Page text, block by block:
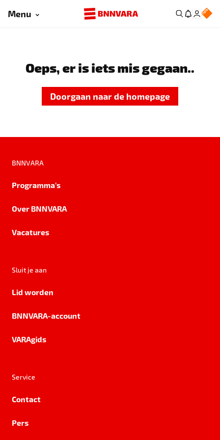
Menu
Oeps, er is iets mis gegaan..
Doorgaan naar de homepage
BNNVARA
Programma's
Over BNNVARA
Vacatures
Sluit je aan
Lid worden
BNNVARA-account
VARAgids
Service
Contact
Pers